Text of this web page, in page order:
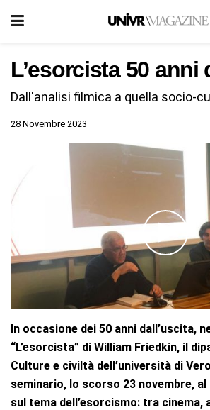
L’esorcista 50 anni
Dall'analisi filmica a quella socio-
28 Novembre 2023
In occasione dei 50 anni dall’uscita,
“L’esorcista” di William Friedkin, il
Culture e civiltà dell’università di
seminario, lo scorso 23 novembre,
sul tema dell’esorcismo: tra cinema,